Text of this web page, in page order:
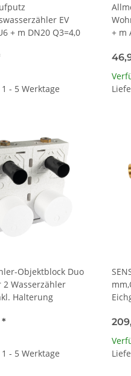
EV
+ m DN20 Q3=4,0
- 5 Werktage
+ m
Objektblock Duo
2 Wasserzähler
Halterung
*
- 5 Werktage